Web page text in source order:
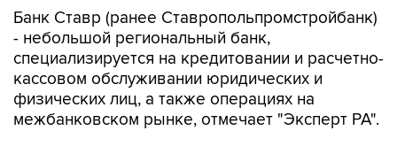
Банк Ставр (ранее Ставропольпромстройбанк)
- небольшой региональный банк,
специализируется на кредитовании и расчетно-
кассовом обслуживании юридических и
физических лиц, а также операциях на
межбанковском рынке, отмечает "Эксперт РА".